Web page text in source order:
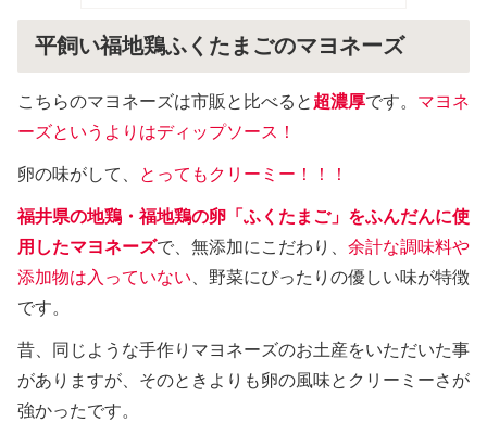
平飼い福地鶏ふくたまごのマヨネーズ
こちらのマヨネーズは市販と比べると 超濃厚です。 マヨネ
ーズというよりはディップソース！
卵の味がして、 とってもクリーミー！！！
福井県の地鶏・福地鶏の卵「ふくたまご」をふんだんに使
用したマヨネーズで、無添加にこだわり、 余計な調味料や
添加物は入っていない 、野菜にぴったりの優しい味が特徴
です。
昔、同じような手作りマヨネーズのお土産をいただいた事
がありますが、そのときよりも卵の風味とクリーミーさが
強かったです。